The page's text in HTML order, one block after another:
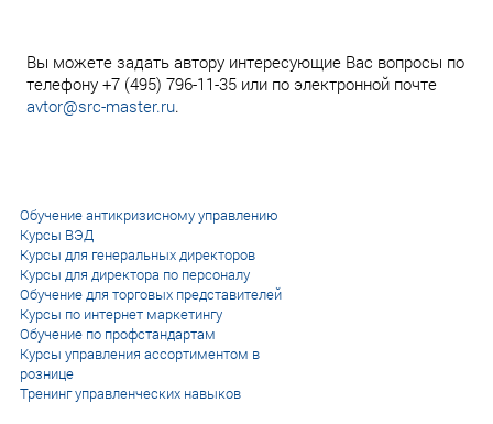
Вы можете задать автору интересующие Вас вопросы по
телефону +7 (495) 796-11-35 или по электронной почте
avtor@src-master.ru.
Обучение антикризисному управлению
Курсы ВЭД
Курсы для генеральных директоров
Курсы для директора по персоналу
Обучение для торговых представителей
Курсы по интернет маркетингу
Обучение по профстандартам
Курсы управления ассортиментом в
рознице
Тренинг управленческих навыков